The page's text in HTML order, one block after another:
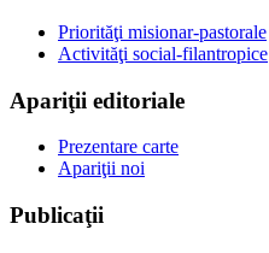
Priorităţi misionar-pastorale
Activităţi social-filantropice
Apariţii editoriale
Prezentare carte
Apariţii noi
Publicaţii